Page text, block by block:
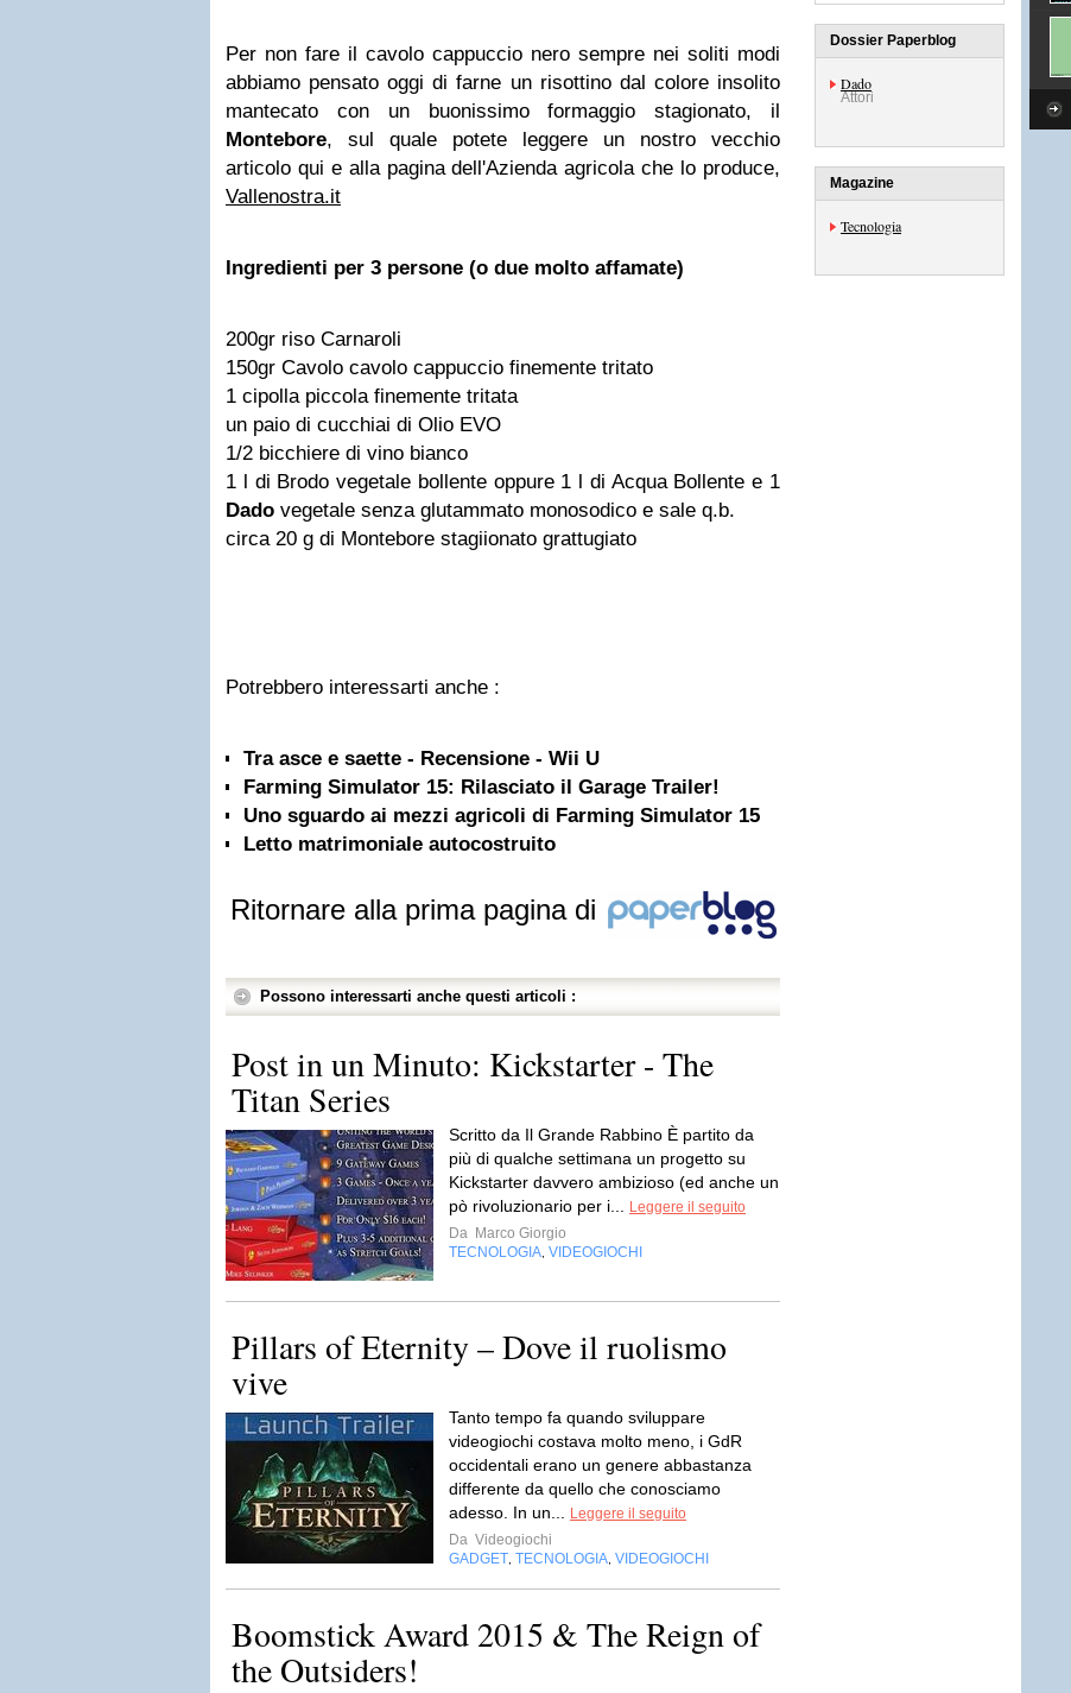
Per non fare il cavolo cappuccio nero sempre nei soliti modi
abbiamo pensato oggi di farne un risottino dal colore insolito
mantecato con un buonissimo formaggio stagionato, il
Montebore, sul quale potete leggere un nostro vecchio
articolo qui e alla pagina dell'Azienda agricola che lo produce,
Vallenostra.it
Ingredienti per 3 persone (o due molto affamate)
200gr riso Carnaroli
150gr Cavolo cavolo cappuccio finemente tritato
1 cipolla piccola finemente tritata
un paio di cucchiai di Olio EVO
1/2 bicchiere di vino bianco
1 l di Brodo vegetale bollente oppure 1 l di Acqua Bollente e 1
Dado vegetale senza glutammato monosodico e sale q.b.
circa 20 g di Montebore stagiionato grattugiato
Potrebbero interessarti anche :
Tra asce e saette - Recensione - Wii U
Farming Simulator 15: Rilasciato il Garage Trailer!
Uno sguardo ai mezzi agricoli di Farming Simulator 15
Letto matrimoniale autocostruito
Ritornare alla prima pagina di
Possono interessarti anche questi articoli :
Post in un Minuto: Kickstarter - The
Titan Series
Scritto da Il Grande Rabbino È partito da
più di qualche settimana un progetto su
Kickstarter davvero ambizioso (ed anche un
pò rivoluzionario per i...
Leggere il seguito
Da Marco Giorgio
TECNOLOGIA VIDEOGIOCHI
Pillars of Eternity – Dove il ruolismo
vive
Tanto tempo fa quando sviluppare
videogiochi costava molto meno, i GdR
occidentali erano un genere abbastanza
differente da quello che conosciamo
adesso. In un...
Leggere il seguito
Da Videogiochi
GADGET TECNOLOGIA VIDEOGIOCHI
Boomstick Award 2015 & The Reign of
the Outsiders!
Dossier Paperblog
Dado
Attori
Magazine
Tecnologia